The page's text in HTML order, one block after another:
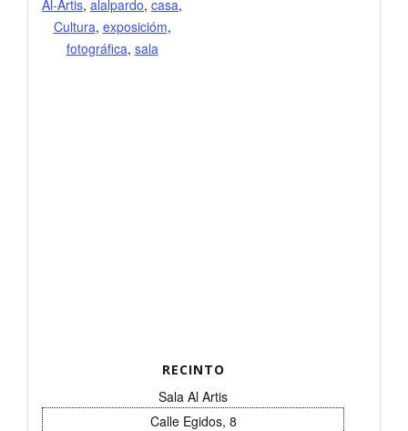
Al-Artis, alalpardo, casa,
Cultura, exposicióm,
fotográfica, sala
RECINTO
Sala Al Artis
Calle Egidos, 8